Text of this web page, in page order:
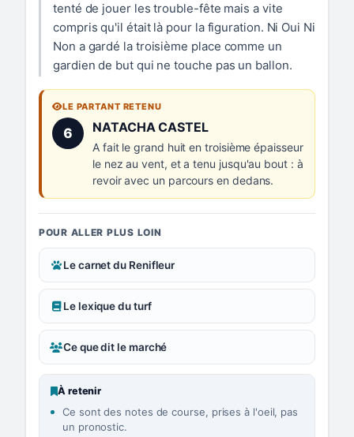
tenté de jouer les trouble-fête mais a vite
compris qu'il était là pour la figuration. Ni Oui Ni
Non a gardé la troisième place comme un
gardien de but qui ne touche pas un ballon.
LE PARTANT RETENU
6 Numéro 6 :
NATACHA CASTEL
A fait le grand huit en troisième épaisseur
le nez au vent, et a tenu jusqu'au bout : à
revoir avec un parcours en dedans.
POUR ALLER PLUS LOIN
Le carnet du Renifleur
Le lexique du turf
Ce que dit le marché
À retenir
Ce sont des notes de course, prises à l'oeil, pas
un pronostic.